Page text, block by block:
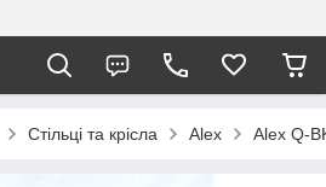
Стільці та крісла Alex Alex Q-